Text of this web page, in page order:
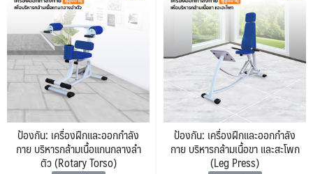
ป้องกัน: เครื่องฝึกและออกกำลัง
กาย บริหารกล้ามเนื้อแกนกลางลำ
ตัว (Rotary Torso)
ป้องกัน: เครื่องฝึกและออกกำลัง
กาย บริหารกล้ามเนื้อขา และสะโพก
(Leg Press)